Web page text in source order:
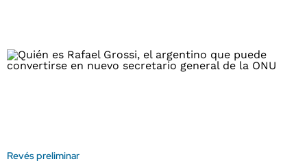
Revés preliminar